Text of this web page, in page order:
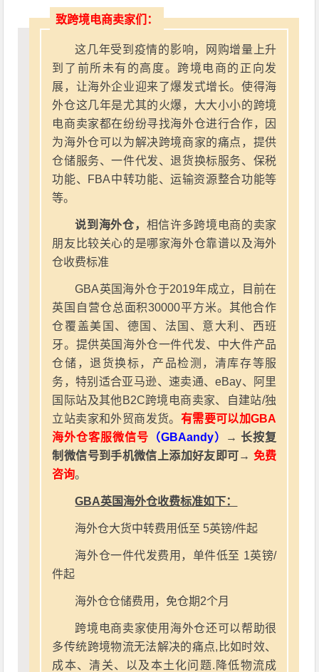
致跨境电商卖家们：
这几年受到疫情的影响，网购增量上升
到了前所未有的高度。跨境电商的正向发
展，让海外企业迎来了爆发式增长。使得海
外仓这几年是尤其的火爆，大大小小的跨境
电商卖家都在纷纷寻找海外仓进行合作，因
为海外仓可以为解决跨境商家的痛点，提供
仓储服务、一件代发、退货换标服务、保税
功能、FBA中转功能、运输资源整合功能等
等。
说到海外仓， 相信许多跨境电商的卖家
朋友比较关心的是哪家海外仓靠谱以及海外
仓收费标准
GBA英国海外仓于2019年成立，目前在
英国自营仓总面积30000平方米。其他合作
仓覆盖美国、德国、法国、意大利、西班
牙。提供英国海外仓一件代发、中大件产品
仓储，退货换标，产品检测，清库存等服
务，特别适合亚马逊、速卖通、eBay、阿里
国际站及其他B2C跨境电商卖家、自建站/独
立站卖家和外贸商发货。 有需要可以加GBA
海外仓客服微信号 （GBAandy）
→ 长按复
制微信号到手机微信上添加好友即可→ 免费
咨询。
GBA英国海外仓收费标准如下：
海外仓大货中转费用低至 5英镑/件起
海外仓一件代发费用，单件低至 1英镑/
件起
海外仓仓储费用，免仓期2个月
跨境电商卖家使用海外仓还可以帮助很
多传统跨境物流无法解决的痛点,比如时效、
成本、清关、以及本土化问题.降低物流成